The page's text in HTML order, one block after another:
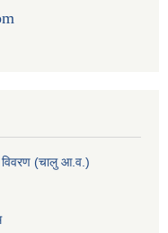
विवरण (चालु आ.व.)